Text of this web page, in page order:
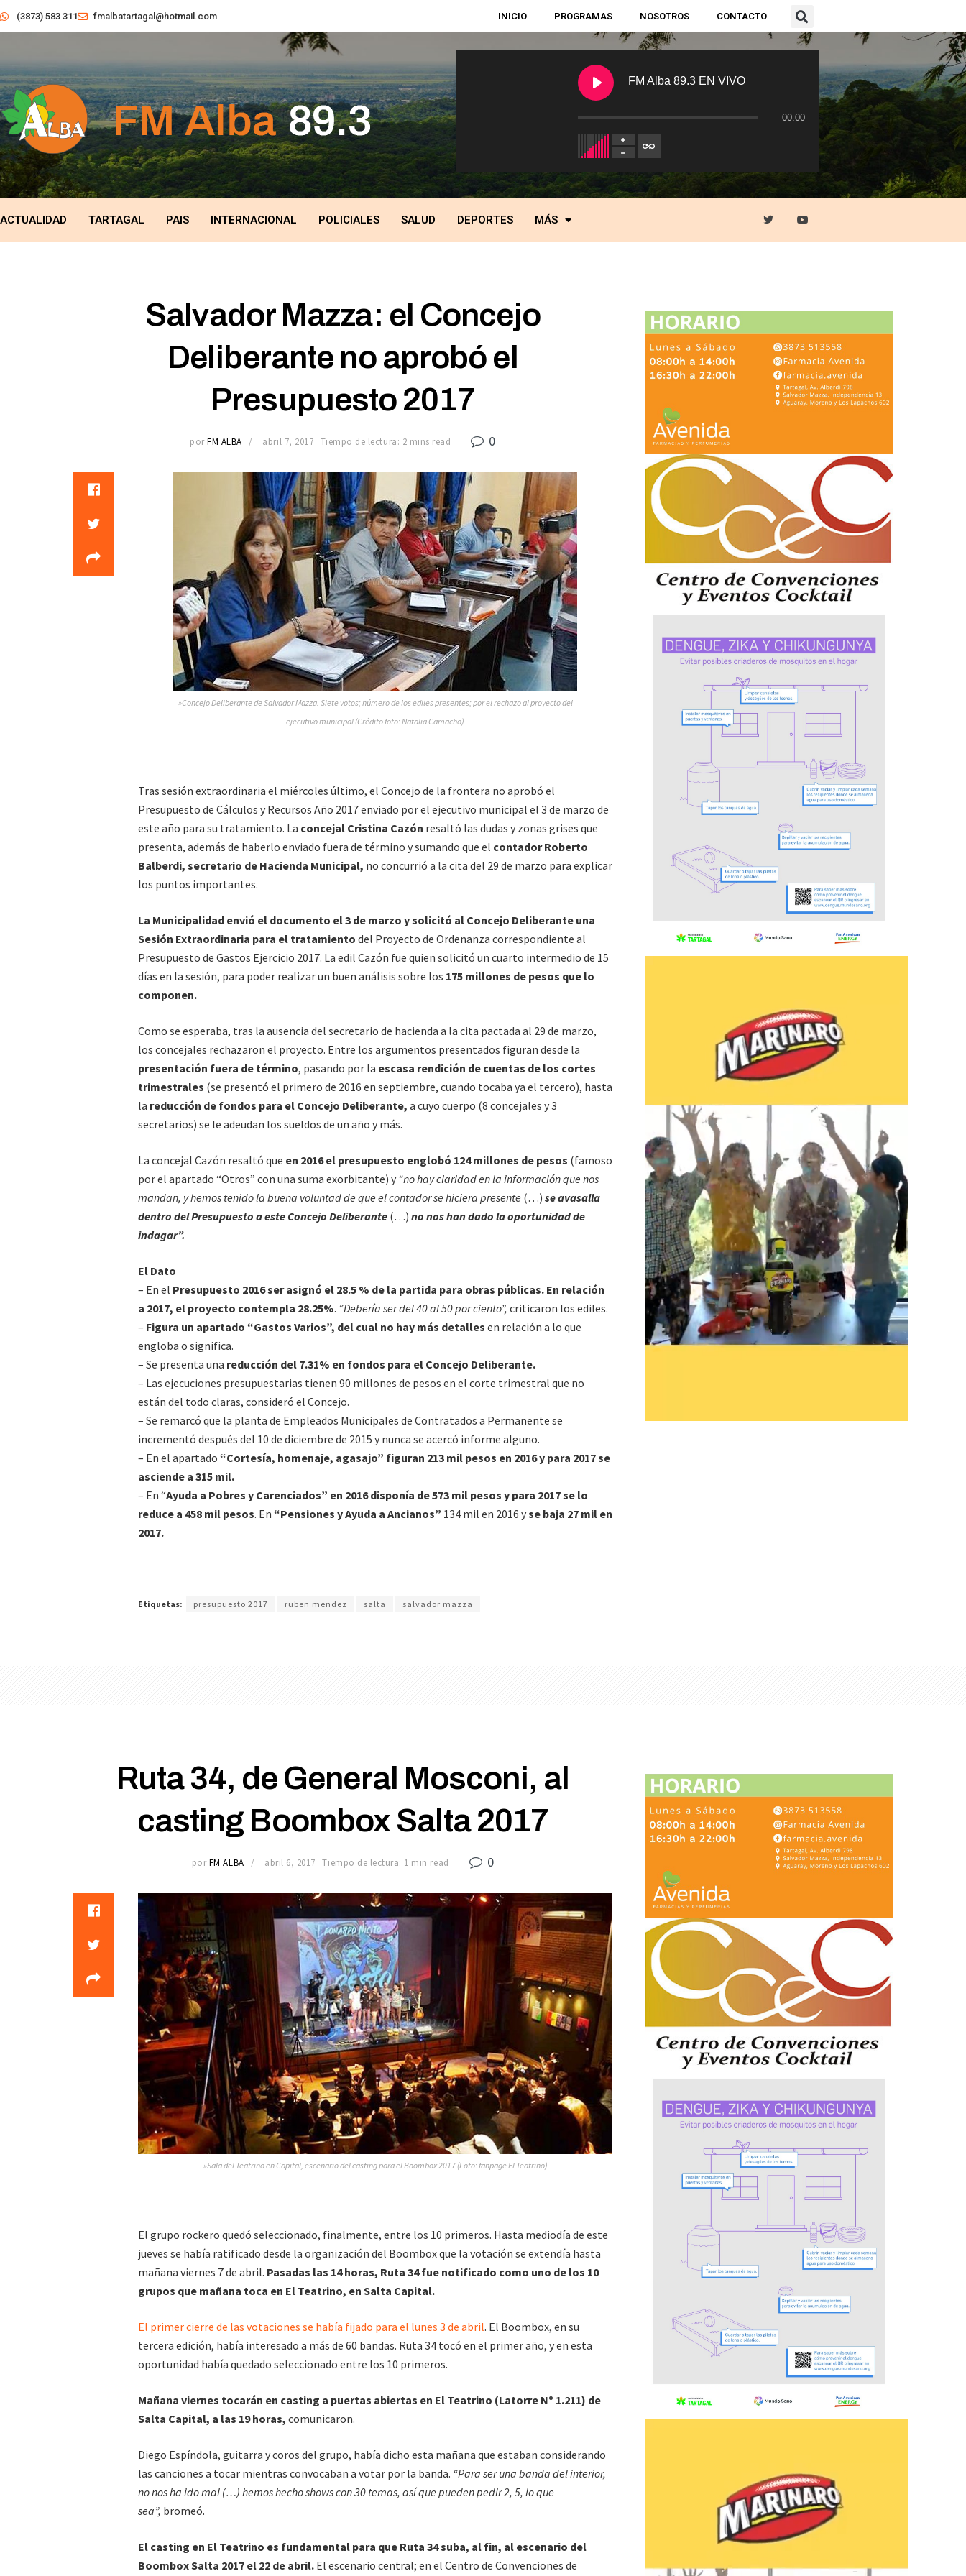
(3873) 583 311 fmalbatartagal@hotmail.com INICIO PROGRAMAS NOSOTROS CONTACTO
FM Alba 89.3 EN VIVO
00:00
ACTUALIDAD TARTAGAL PAIS INTERNACIONAL POLICIALES SALUD DEPORTES MÁS
Salvador Mazza: el Concejo
Deliberante no aprobó el
Presupuesto 2017
por FM ALBA abril 7, 2017 Tiempo de lectura: 2 mins read 0
»Concejo Deliberante de Salvador Mazza. Siete votos; número de los ediles presentes; por el rechazo al proyecto del
ejecutivo municipal (Crédito foto: Natalia Camacho)
Tras sesión extraordinaria el miércoles último, el Concejo de la frontera no aprobó el
Presupuesto de Cálculos y Recursos Año 2017 enviado por el ejecutivo municipal el 3 de marzo de
este año para su tratamiento. La concejal Cristina Cazón resaltó las dudas y zonas grises que
presenta, además de haberlo enviado fuera de término y sumando que el contador Roberto
Balberdi, secretario de Hacienda Municipal, no concurrió a la cita del 29 de marzo para explicar
los puntos importantes.
La Municipalidad envió el documento el 3 de marzo y solicitó al Concejo Deliberante una
Sesión Extraordinaria para el tratamiento del Proyecto de Ordenanza correspondiente al
Presupuesto de Gastos Ejercicio 2017. La edil Cazón fue quien solicitó un cuarto intermedio de 15
días en la sesión, para poder realizar un buen análisis sobre los 175 millones de pesos que lo
componen.
Como se esperaba, tras la ausencia del secretario de hacienda a la cita pactada al 29 de marzo,
los concejales rechazaron el proyecto. Entre los argumentos presentados figuran desde la
presentación fuera de término, pasando por la escasa rendición de cuentas de los cortes
trimestrales (se presentó el primero de 2016 en septiembre, cuando tocaba ya el tercero), hasta
la reducción de fondos para el Concejo Deliberante, a cuyo cuerpo (8 concejales y 3
secretarios) se le adeudan los sueldos de un año y más.
La concejal Cazón resaltó que en 2016 el presupuesto englobó 124 millones de pesos (famoso
por el apartado “Otros” con una suma exorbitante) y “no hay claridad en la información que nos
mandan, y hemos tenido la buena voluntad de que el contador se hiciera presente (…) se avasalla
dentro del Presupuesto a este Concejo Deliberante (…) no nos han dado la oportunidad de
indagar”.
El Dato
– En el Presupuesto 2016 ser asignó el 28.5 % de la partida para obras públicas. En relación
a 2017, el proyecto contempla 28.25%. “Debería ser del 40 al 50 por ciento”, criticaron los ediles.
– Figura un apartado “Gastos Varios”, del cual no hay más detalles en relación a lo que
engloba o significa.
– Se presenta una reducción del 7.31% en fondos para el Concejo Deliberante.
– Las ejecuciones presupuestarias tienen 90 millones de pesos en el corte trimestral que no
están del todo claras, consideró el Concejo.
– Se remarcó que la planta de Empleados Municipales de Contratados a Permanente se
incrementó después del 10 de diciembre de 2015 y nunca se acercó informe alguno.
– En el apartado “Cortesía, homenaje, agasajo” figuran 213 mil pesos en 2016 y para 2017 se
asciende a 315 mil.
– En “Ayuda a Pobres y Carenciados” en 2016 disponía de 573 mil pesos y para 2017 se lo
reduce a 458 mil pesos. En “Pensiones y Ayuda a Ancianos” 134 mil en 2016 yse baja 27 mil en
2017.
Etiquetas: presupuesto 2017 ruben mendez salta salvador mazza
Ruta 34, de General Mosconi, al
casting Boombox Salta 2017
por FM ALBA abril 6, 2017 Tiempo de lectura: 1 min read 0
»Sala del Teatrino en Capital, escenario del casting para el Boombox 2017 (Foto: fanpage El Teatrino)
El grupo rockero quedó seleccionado, finalmente, entre los 10 primeros. Hasta mediodía de este
jueves se había ratificado desde la organización del Boombox que la votación se extendía hasta
mañana viernes 7 de abril. Pasadas las 14 horas, Ruta 34 fue notificado como uno de los 10
grupos que mañana toca en El Teatrino, en Salta Capital.
El primer cierre de las votaciones se había fijado para el lunes 3 de abril. El Boombox, en su
tercera edición, había interesado a más de 60 bandas. Ruta 34 tocó en el primer año, y en esta
oportunidad había quedado seleccionado entre los 10 primeros.
Mañana viernes tocarán en casting a puertas abiertas en El Teatrino (Latorre Nº 1.211) de
Salta Capital, a las 19 horas, comunicaron.
Diego Espíndola, guitarra y coros del grupo, había dicho esta mañana que estaban considerando
las canciones a tocar mientras convocaban a votar por la banda. “Para ser una banda del interior,
no nos ha ido mal (…) hemos hecho shows con 30 temas, así que pueden pedir 2, 5, lo que
sea”, bromeó.
El casting en El Teatrino es fundamental para que Ruta 34 suba, al fin, al escenario del
Boombox Salta 2017 el 22 de abril. El escenario central; en el Centro de Convenciones de